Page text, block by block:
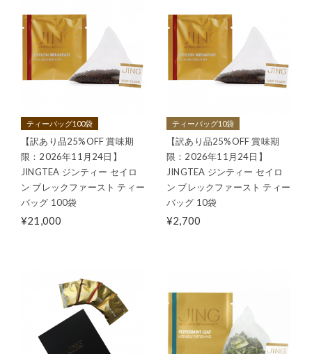
ティーバッグ100袋
【訳あり品25%OFF 賞味期
限：2026年11月24日】
JINGTEA ジンティー セイロ
ン ブレックファースト ティー
バッグ 100袋
¥21,000
ティーバッグ10袋
【訳あり品25%OFF 賞味期
限：2026年11月24日】
JINGTEA ジンティー セイロ
ン ブレックファースト ティー
バッグ 10袋
¥2,700